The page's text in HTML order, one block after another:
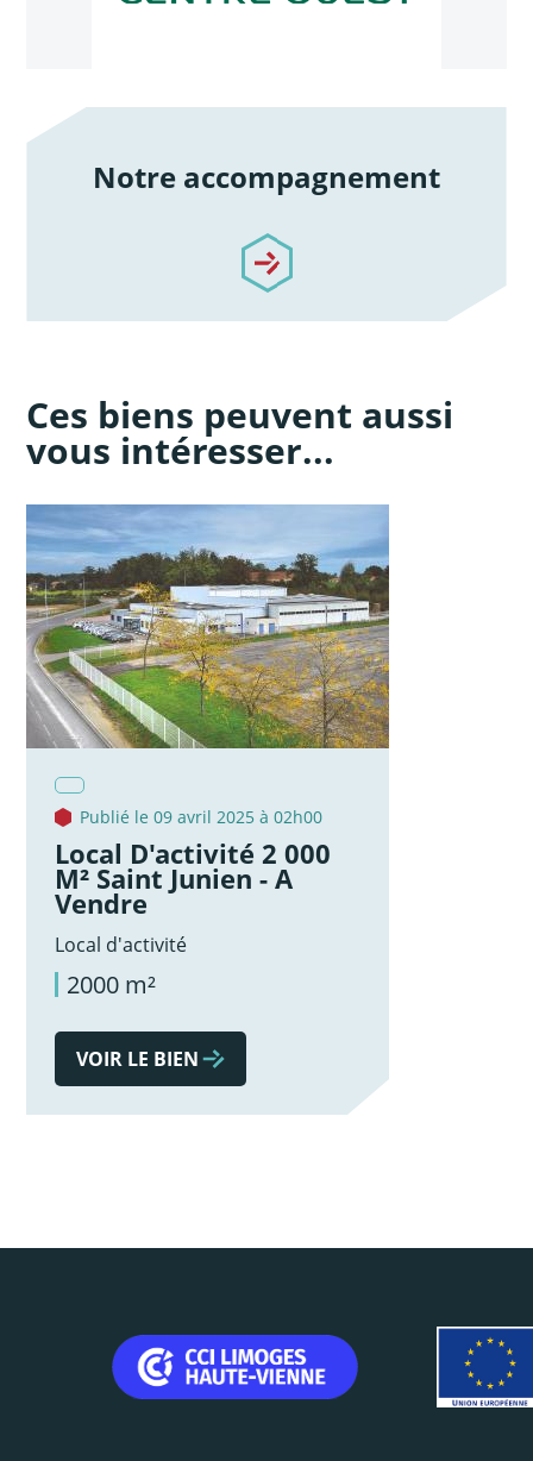
Notre accompagnement
/notre-accompagnement
Ces biens peuvent aussi
vous intéresser...
Publié le 09 avril 2025 à 02h00
Local D'activité 2 000
M² Saint Junien - A
Vendre
Local d'activité
2000 m²
VOIR LE BIEN